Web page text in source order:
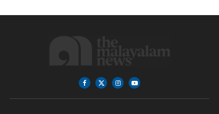
Facebook
X
(Twitter)
InstagramYouTube